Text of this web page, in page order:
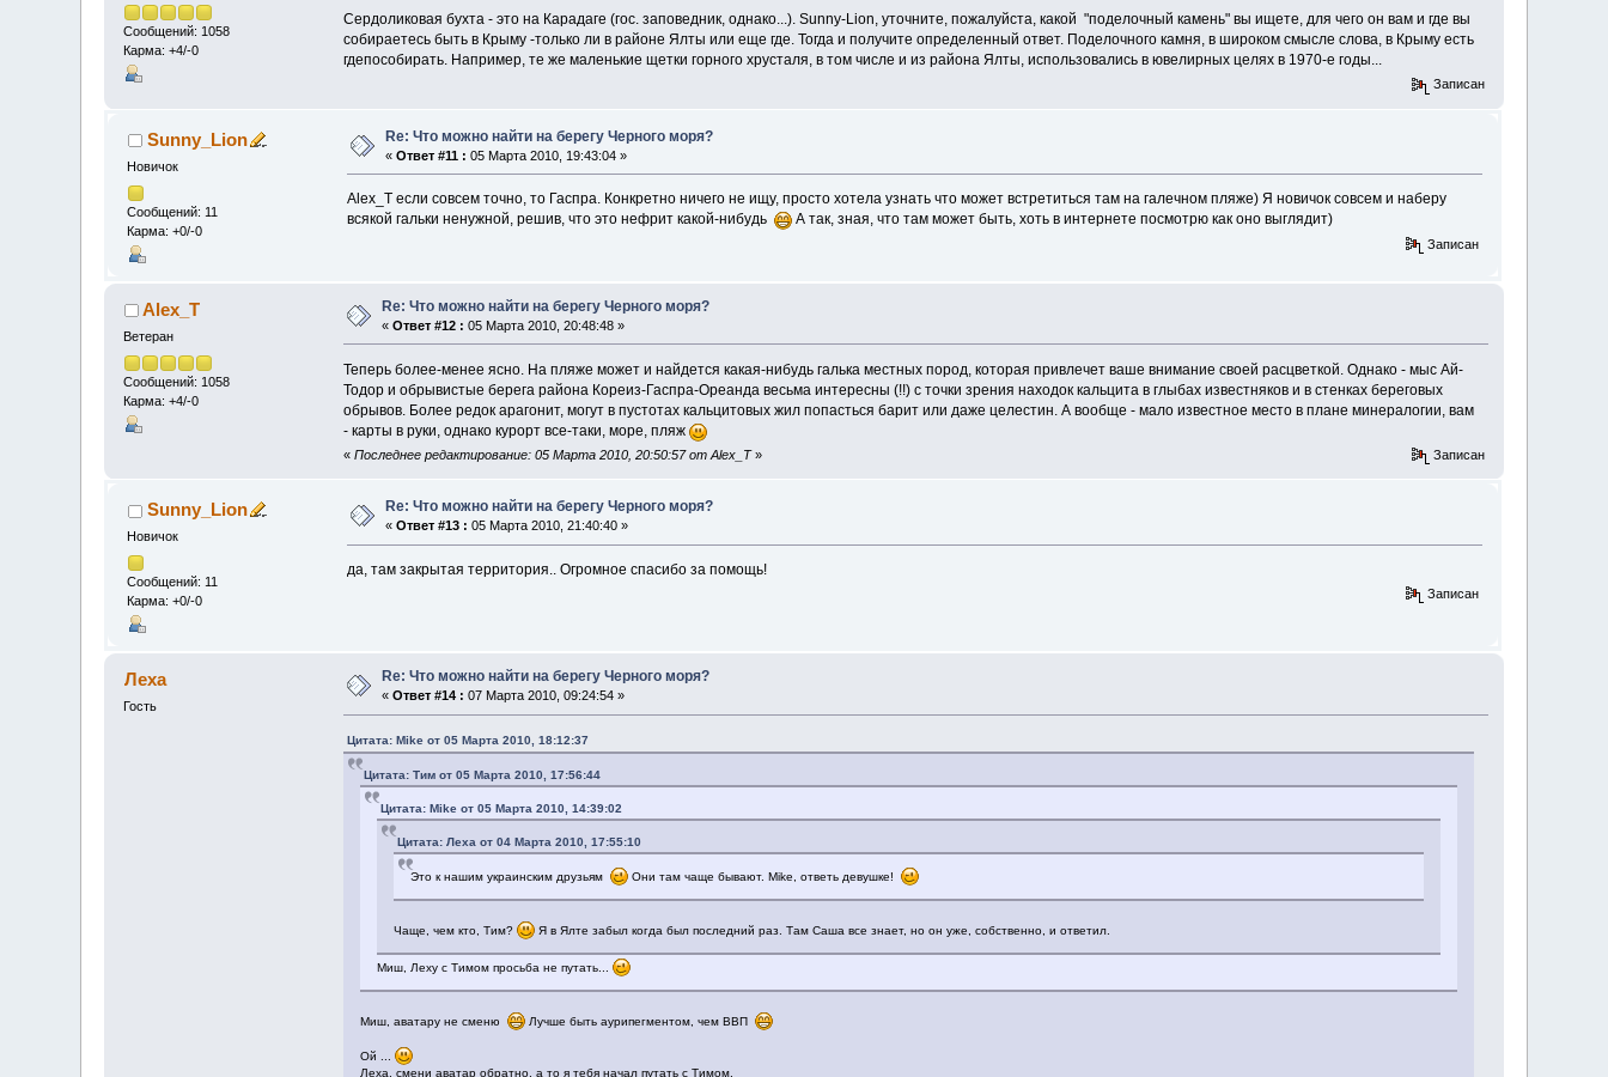
Сообщений: 1058
Карма: +4/-0
Сердоликовая бухта - это на Карадаге (гос. заповедник, однако...). Sunny-Lion, уточните, пожалуйста, какой "поделочный камень" вы ищете, для чего он вам и где вы
собираетесь быть в Крыму -только ли в районе Ялты или еще где. Тогда и получите определенный ответ. Поделочного камня, в широком смысле слова, в Крыму есть
гдепособирать. Например, те же маленькие щетки горного хрусталя, в том числе и из района Ялты, использовались в ювелирных целях в 1970-е годы...
Записан
Sunny_Lion
Новичок
Сообщений: 11
Карма: +0/-0
Re: Что можно найти на берегу Черного моря?
«Ответ #11 : 05 Марта 2010, 19:43:04 »
Alex_T если совсем точно, то Гаспра. Конкретно ничего не ищу, просто хотела узнать что может встретиться там на галечном пляже) Я новичок совсем и наберу
всякой гальки ненужной, решив, что это нефрит какой-нибудь
А так, зная, что там может быть, хоть в интернете посмотрю как оно выглядит)
Записан
Alex_T
Ветеран
Сообщений: 1058
Карма: +4/-0
Re: Что можно найти на берегу Черного моря?
«Ответ #12 : 05 Марта 2010, 20:48:48 »
Теперь более-менее ясно. На пляже может и найдется какая-нибудь галька местных пород, которая привлечет ваше внимание своей расцветкой. Однако - мыс Ай-
Тодор и обрывистые берега района Кореиз-Гаспра-Ореанда весьма интересны (!!) с точки зрения находок кальцита в глыбах известняков и в стенках береговых
обрывов. Более редок арагонит, могут в пустотах кальцитовых жил попасться барит или даже целестин. А вообще - мало известное место в плане минералогии, вам
- карты в руки, однако курорт все-таки, море, пляж
« Последнее редактирование: 05 Марта 2010, 20:50:57 от Alex_T» Записан
Sunny_Lion
Новичок
Сообщений: 11
Карма: +0/-0
Re: Что можно найти на берегу Черного моря?
«Ответ #13 : 05 Марта 2010, 21:40:40 »
да, там закрытая территория.. Огромное спасибо за помощь!
Записан
Леха
Гость
Re: Что можно найти на берегу Черного моря?
«Ответ #14 : 07 Марта 2010, 09:24:54 »
Цитата: Mike от 05 Марта 2010, 18:12:37
Цитата: Тим от 05 Марта 2010, 17:56:44
Цитата: Mike от 05 Марта 2010, 14:39:02
Цитата: Леха от 04 Марта 2010, 17:55:10
Это к нашим украинским друзьям Они там чаще бывают. Mike, ответь девушке!
Чаще, чем кто, Тим? Я в Ялте забыл когда был последний раз. Там Саша все знает, но он уже, собственно, и ответил.
Миш, Леху с Тимом просьба не путать...
Миш, аватару не сменю Лучше быть аурипегментом, чем ВВП
Ой ...
Леха, смени аватар обратно, а то я тебя начал путать с Тимом.